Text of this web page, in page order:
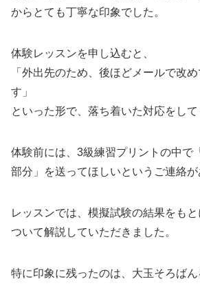
からとても丁寧な印象でした。
体験レッスンを申し込むと、
「外出先のため、後ほどメールで改
す」
といった形で、落ち着いた対応をして
体験前には、3級練習プリントの中で
部分」を送ってほしいというご連絡が
レッスンでは、模擬試験の結果をも
ついて解説していただきました。
特に印象に残ったのは、大玉そろばん